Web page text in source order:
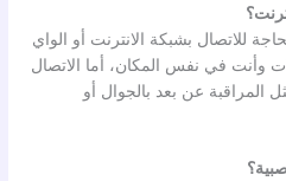
للاتصال بشبكة الانترنت أو الواي
وأنت في نفس المكان، أما الاتصال
المراقبة عن بعد بالجوال أو